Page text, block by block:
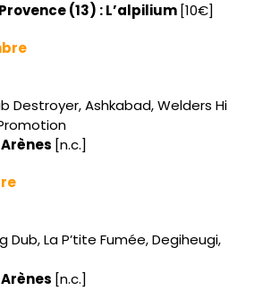
(13) : L’alpilium [10€]
Destroyer, Ashkabad, Welders Hi
[n.c.]
Dub, La P’tite Fumée, Degiheugi,
[n.c.]